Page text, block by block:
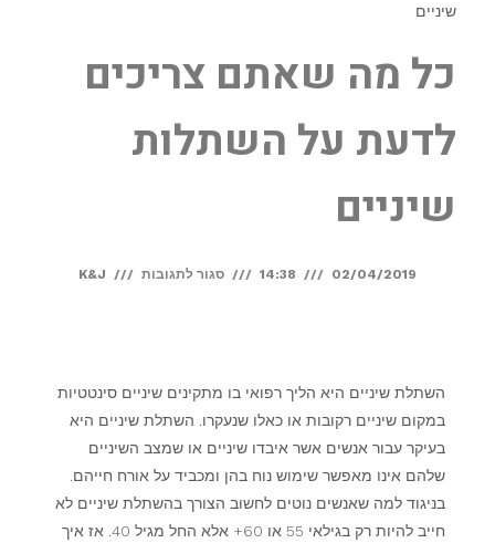
שיניים
כל מה שאתם צריכים
לדעת על השתלות
שיניים
02/04/2019
14:38 סגור לתגובות K&J
השתלת שיניים היא הליך רפואי בו מתקינים שיניים סינטטיות
במקום שיניים רקובות או כאלו שנעקרו. השתלת שיניים היא
בעיקר עבור אנשים אשר איבדו שיניים או שמצב השיניים
שלהם אינו מאפשר שימוש נוח בהן ומכביד על אורח חייהם.
בניגוד למה שאנשים נוטים לחשוב הצורך בהשתלת שיניים לא
חייב להיות רק בגילאי 55 או 60+ אלא החל מגיל 40. אז איך